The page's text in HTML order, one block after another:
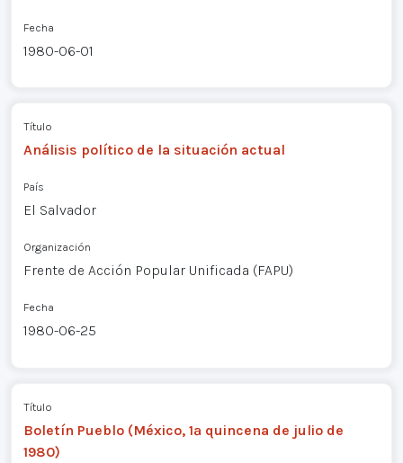
Fecha
1980-06-01
Título
Análisis político de la situación actual
País
El Salvador
Organización
Frente de Acción Popular Unificada (FAPU)
Fecha
1980-06-25
Título
Boletín Pueblo (México, 1ª quincena de julio de
1980)